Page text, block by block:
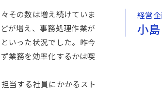
経営
小
その数は増え続けていま
が増え、事務処理作業が
いった状況でした。昨今
業務を効率化するかは喫
当する社員にかかるスト